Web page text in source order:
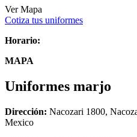
Ver Mapa
Cotiza tus uniformes
Horario:
MAPA
Uniformes marjo
Dirección: Nacozari 1800,
Mexico